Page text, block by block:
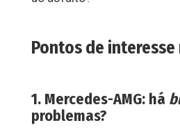
Pontos de interesse
1. Mercedes-AMG: há
problemas?